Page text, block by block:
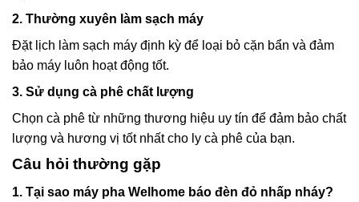
2. Thường xuyên làm sạch máy
Đặt lịch làm sạch máy định kỳ để loại bỏ cặn bẩn và đảm
bảo máy luôn hoạt động tốt.
3. Sử dụng cà phê chất lượng
Chọn cà phê từ những thương hiệu uy tín để đảm bảo chất
lượng và hương vị tốt nhất cho ly cà phê của bạn.
Câu hỏi thường gặp
1. Tại sao máy pha Welhome báo đèn đỏ nhấp nháy?